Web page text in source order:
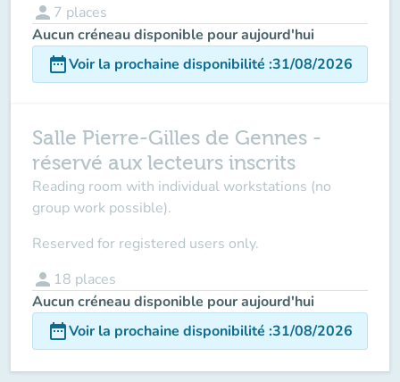
person 7 places
Aucun créneau disponible pour aujourd'hui
date_rangeVoir la prochaine disponibilité :31/08/2026
Salle Pierre-Gilles de Gennes -
réservé aux lecteurs inscrits
Reading room with individual workstations (no
group work possible).
Reserved for registered users only.
person 18 places
Aucun créneau disponible pour aujourd'hui
date_rangeVoir la prochaine disponibilité :31/08/2026